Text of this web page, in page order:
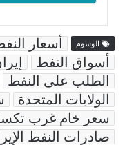
الوسوم أسعار
أسواق النفط
الطلب على النفط
الولايات المتحدة
سعر خام غرب
صادرات النفط